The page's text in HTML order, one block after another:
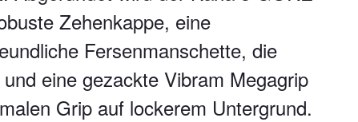
Zehenkappe, eine
Fersenmanschette, die
eine gezackte Vibram Megagrip
Grip auf lockerem Untergrund.